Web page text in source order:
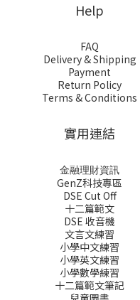
Help
FAQ
Delivery & Shipping
Payment
Return Policy
Terms & Conditions
實用連結
金融理財資訊
GenZ科技專區
DSE Cut Off
十二篇範文
DSE 收音機
文言文練習
小學中文練習
小學英文練習
小學數學練習
十二篇範文筆記